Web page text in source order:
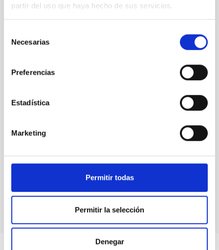
partir del uso que haya hecho de sus servicios.
Necesarias
Preferencias
Estadística
Marketing
Permitir todas
Permitir la selección
Denegar
Instrumento
MOSCA